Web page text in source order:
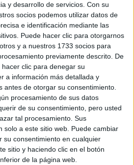
y desarrollo de servicios. Con su
socios podemos utilizar datos de
e identificación mediante las
Puede hacer clic para otorgarnos
y a nuestros 1733 socios para
previamente descrito. De
clic para denegar su
a información más detallada y
antes de otorgar su consentimiento.
procesamiento de sus datos
de su consentimiento, pero usted
tal procesamiento. Sus
solo a este sitio web. Puede cambiar
su consentimiento en cualquier
sitio y haciendo clic en el botón
de la página web.
Básico
oregístresepara comentar